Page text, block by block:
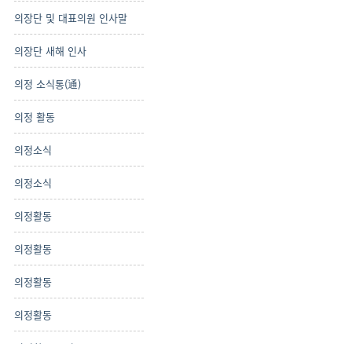
의장단 및 대표의원 인사말
의장단 새해 인사
의정 소식통(通)
의정 활동
의정소식
의정소식
의정활동
의정활동
의정활동
의정활동